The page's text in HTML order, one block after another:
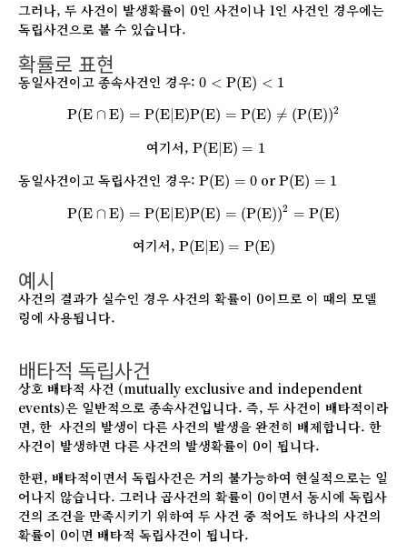
그러나, 두 사건이 발생확률이 0인 사건이나 1인 사건인 경우에는
독립사건으로 볼 수 있습니다.
확률로 표현
동일사건이고 종속사건인 경우: 0 < P(E) < 1
0 <P (E)<1
P(E ∩ E) = P(E |E)P(E) = P(E) ≠ (P(E))2
P E∩E =P(E|E)P(E) (E)≠ P (E))2
여기서, P(E|E) = 1
P(E|E)
동일사건이고 독립사건인 경우: P(E) = 0
P(E) =0 or P(E) = 1
P(E) =1
P(E ∩ E) = P(E|E)P(E) = (P(E))2 = P(E)
P (E∩ =P(E|E)P(E P(E))2= E)
여기서, P(E|E) = P(E)
P(E|E) =P (E)
예시
사건의 결과가 실수인 경우 사건의 확률이 0이므로 이 때의 모델
링에 사용됩니다.
배타적 독립사건
상호 배타적 사건 (mutually exclusive and independent
events)은 일반적으로 종속사건입니다. 즉, 두 사건이 배타적이라
면, 한 사건의 발생이 다른 사건의 발생을 완전히 배제합니다. 한
사건이 발생하면 다른 사건의 발생확률이 0이 됩니다.
한편, 배타적이면서 독립사건은 거의 불가능하여 현실적으로는 일
어나지 않습니다. 그러나 곱사건의 확률이 0이면서 동시에 독립사
건의 조건을 만족시키기 위하여 두 사건 중 적어도 하나의 사건의
확률이 0이면 배타적 독립사건이 됩니다.